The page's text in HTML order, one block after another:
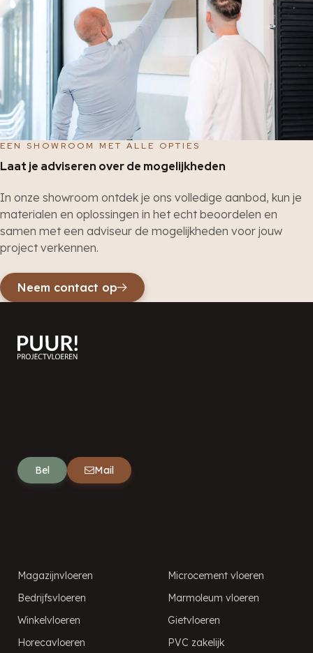
EEN SHOWROOM MET ALLE OPTIES
Laat je adviseren over de mogelijkheden
In onze showroom ontdek je ons volledige aanbod, kun je
materialen en oplossingen in het echt beoordelen en
samen met een adviseur de mogelijkheden voor jouw
project verkennen.
Neem contact op
Bel Mail
Magazijnvloeren
Bedrijfsvloeren
Winkelvloeren
Horecavloeren
Microcement vloeren
Marmoleum vloeren
Gietvloeren
PVC zakelijk